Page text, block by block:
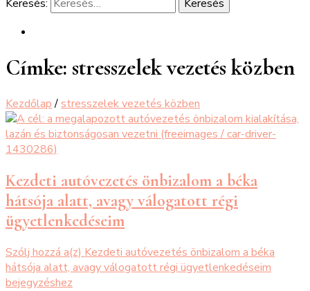
Keresés:
Címke: stresszelek vezetés közben
Kezdőlap /stresszelek vezetés közben
Kezdeti autóvezetés önbizalom a béka
hátsója alatt, avagy válogatott régi
ügyetlenkedéseim
Szólj hozzá a(z) Kezdeti autóvezetés önbizalom a béka
hátsója alatt, avagy válogatott régi ügyetlenkedéseim
bejegyzéshez